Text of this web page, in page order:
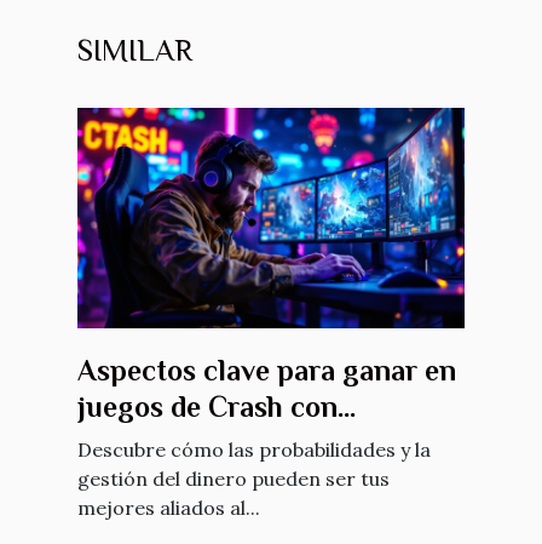
SIMILAR
Aspectos clave para ganar en
juegos de Crash con
estrategia Martingale
Descubre cómo las probabilidades y la
gestión del dinero pueden ser tus
mejores aliados al...